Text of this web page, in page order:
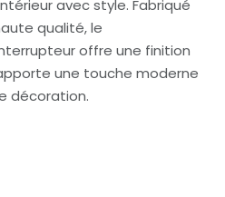
avec style. Fabriqué
qualité, le
offre une finition
une touche moderne
décoration.